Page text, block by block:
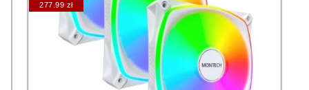
277.99 zł